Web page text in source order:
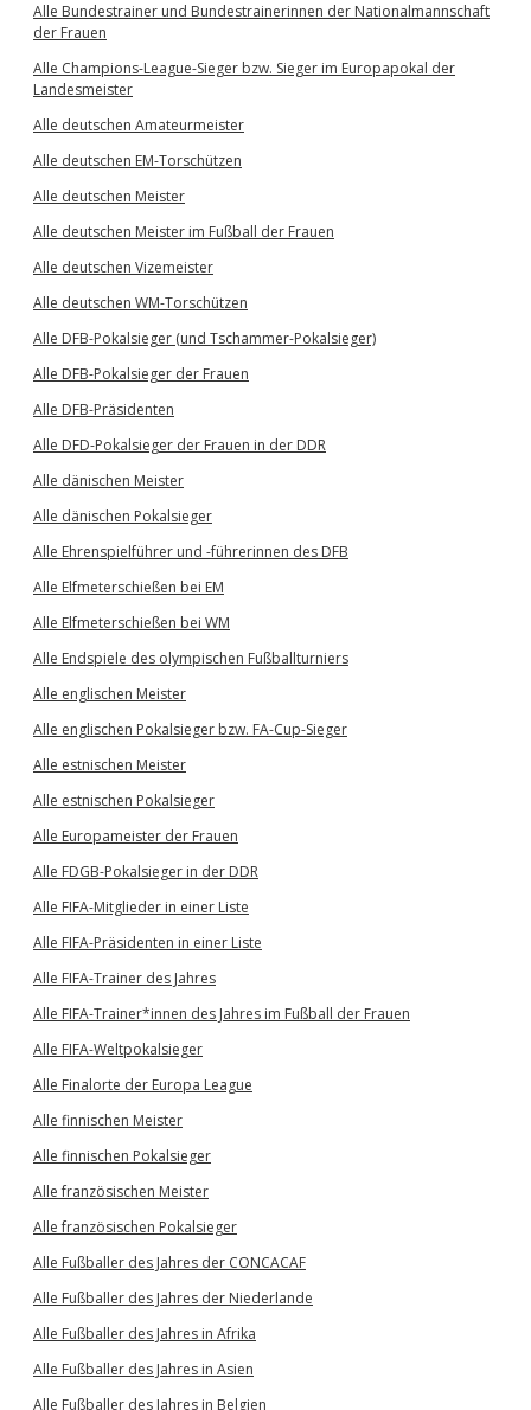
Alle Bundestrainer und Bundestrainerinnen der Nationalmannschaft
der Frauen
Alle Champions-League-Sieger bzw. Sieger im Europapokal der
Landesmeister
Alle deutschen Amateurmeister
Alle deutschen EM-Torschützen
Alle deutschen Meister
Alle deutschen Meister im Fußball der Frauen
Alle deutschen Vizemeister
Alle deutschen WM-Torschützen
Alle DFB-Pokalsieger (und Tschammer-Pokalsieger)
Alle DFB-Pokalsieger der Frauen
Alle DFB-Präsidenten
Alle DFD-Pokalsieger der Frauen in der DDR
Alle dänischen Meister
Alle dänischen Pokalsieger
Alle Ehrenspielführer und -führerinnen des DFB
Alle Elfmeterschießen bei EM
Alle Elfmeterschießen bei WM
Alle Endspiele des olympischen Fußballturniers
Alle englischen Meister
Alle englischen Pokalsieger bzw. FA-Cup-Sieger
Alle estnischen Meister
Alle estnischen Pokalsieger
Alle Europameister der Frauen
Alle FDGB-Pokalsieger in der DDR
Alle FIFA-Mitglieder in einer Liste
Alle FIFA-Präsidenten in einer Liste
Alle FIFA-Trainer des Jahres
Alle FIFA-Trainer*innen des Jahres im Fußball der Frauen
Alle FIFA-Weltpokalsieger
Alle Finalorte der Europa League
Alle finnischen Meister
Alle finnischen Pokalsieger
Alle französischen Meister
Alle französischen Pokalsieger
Alle Fußballer des Jahres der CONCACAF
Alle Fußballer des Jahres der Niederlande
Alle Fußballer des Jahres in Afrika
Alle Fußballer des Jahres in Asien
Alle Fußballer des Jahres in Belgien